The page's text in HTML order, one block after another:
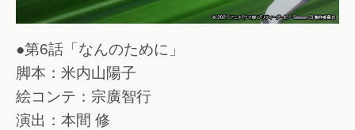
●第6話「なんのために」
脚本：米内山陽子
絵コンテ：宗廣智行
演出：本間 修